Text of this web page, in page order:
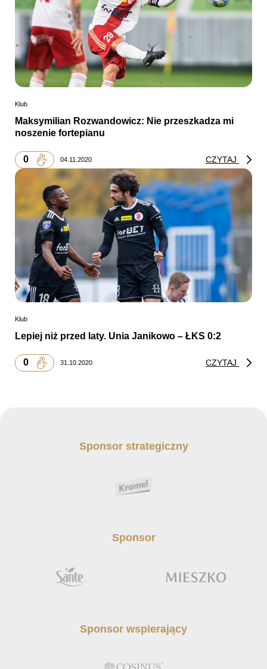
Klub
Maksymilian Rozwandowicz: Nie przeszkadza mi
noszenie fortepianu
0 04.11.2020 CZYTAJ
Klub
Lepiej niż przed laty. Unia Janikowo – ŁKS 0:2
0 31.10.2020 CZYTAJ
Sponsor strategiczny
Sponsor
Sponsor wspierający